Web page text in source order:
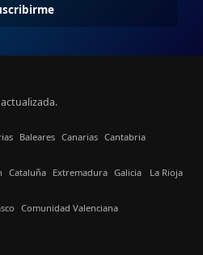
Baleares Canarias Cantabria
Cataluña Extremadura Galicia La Rioja
Comunidad Valenciana